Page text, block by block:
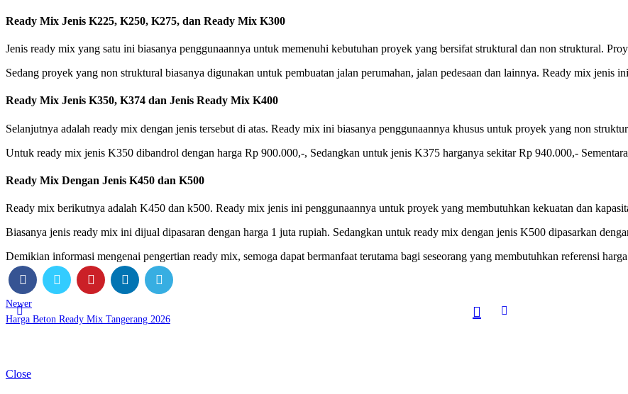
Ready Mix Jenis K225, K250, K275, dan Ready Mix K300
Jenis ready mix yang satu ini biasanya penggunaannya untuk memenuhi kebutuhan proyek yang bersifat struktural dan non struktural.
Sedang proyek yang non struktural biasanya digunakan untuk pembuatan jalan perumahan, jalan pedesaan dan lainnya. Ready mix jenis
Ready Mix Jenis K350, K374 dan Jenis Ready Mix K400
Selanjutnya adalah ready mix dengan jenis tersebut di atas. Ready mix ini biasanya penggunaannya khusus untuk proyek yang non
Untuk ready mix jenis K350 dibandrol dengan harga Rp 900.000,-, Sedangkan untuk jenis K375 harganya sekitar Rp 940.000,-
Ready Mix Dengan Jenis K450 dan K500
Ready mix berikutnya adalah K450 dan k500. Ready mix jenis ini penggunaannya untuk proyek yang membutuhkan kekuatan dan
Biasanya jenis ready mix ini dijual dipasaran dengan harga 1 juta rupiah. Sedangkan untuk ready mix dengan jenis K500 dipasarkan
Demikian informasi mengenai pengertian ready mix, semoga dapat bermanfaat terutama bagi seseorang yang membutuhkan referensi
Newer
Harga Beton Ready Mix Tangerang 2026
Close